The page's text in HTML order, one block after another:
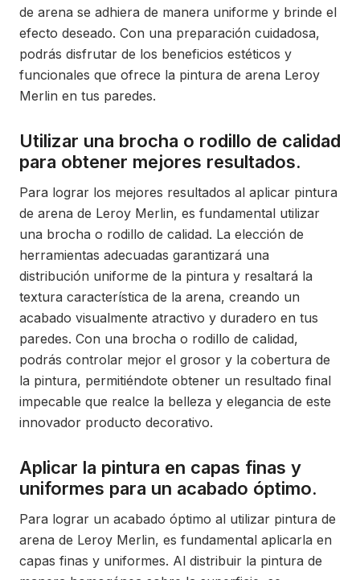
de arena se adhiera de manera uniforme y brinde el
efecto deseado. Con una preparación cuidadosa,
podrás disfrutar de los beneficios estéticos y
funcionales que ofrece la pintura de arena Leroy
Merlin en tus paredes.
Utilizar una brocha o rodillo de calidad
para obtener mejores resultados.
Para lograr los mejores resultados al aplicar pintura
de arena de Leroy Merlin, es fundamental utilizar
una brocha o rodillo de calidad. La elección de
herramientas adecuadas garantizará una
distribución uniforme de la pintura y resaltará la
textura característica de la arena, creando un
acabado visualmente atractivo y duradero en tus
paredes. Con una brocha o rodillo de calidad,
podrás controlar mejor el grosor y la cobertura de
la pintura, permitiéndote obtener un resultado final
impecable que realce la belleza y elegancia de este
innovador producto decorativo.
Aplicar la pintura en capas finas y
uniformes para un acabado óptimo.
Para lograr un acabado óptimo al utilizar pintura de
arena de Leroy Merlin, es fundamental aplicarla en
capas finas y uniformes. Al distribuir la pintura de